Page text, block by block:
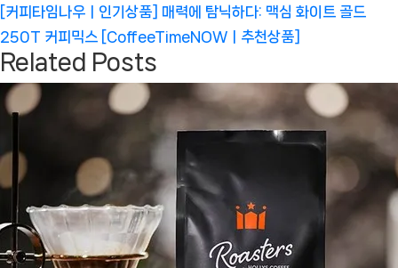
색
Next
Post:
[커피타임나우ㅣ인기상품] 매력에 탐닉하다: 맥심 화이트 골드
250T 커피믹스 [CoffeeTimeNOWㅣ추천상품]
Related Posts